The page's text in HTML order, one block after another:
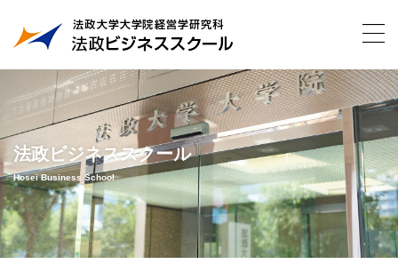
法政ビジネススクール
Hosei Business School